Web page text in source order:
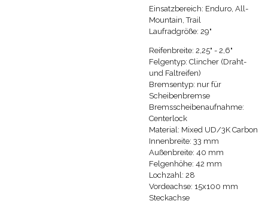
Einsatzbereich: Enduro, All-
Mountain, Trail
Laufradgröße: 29"
Reifenbreite: 2,25" - 2,6"
Felgentyp: Clincher (Draht-
und Faltreifen)
Bremsentyp: nur für
Scheibenbremse
Bremsscheibenaufnahme:
Centerlock
Material: Mixed UD/3K Carbon
Innenbreite: 33 mm
Außenbreite: 40 mm
Felgenhöhe: 42 mm
Lochzahl: 28
Vordeachse: 15x100 mm
Steckachse